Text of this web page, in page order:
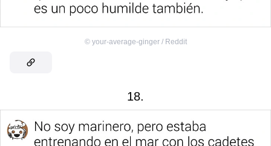
© your-average-ginger / Reddit
18.